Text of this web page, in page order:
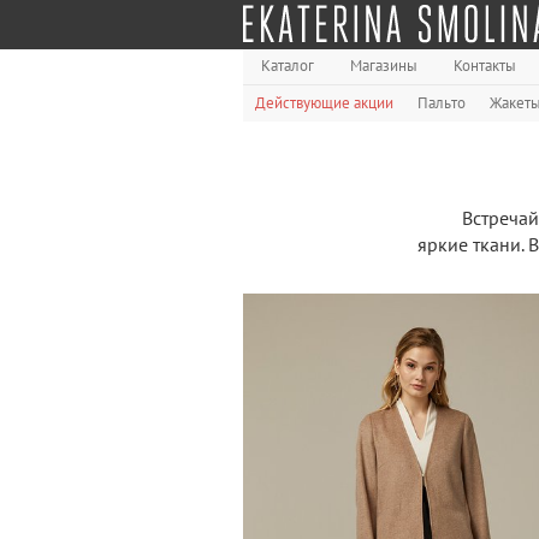
Каталог Магазины
Контакты
Действующие акции
Пальто
яркие ткани.